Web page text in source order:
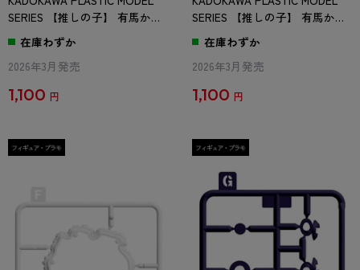
SERIES 【推しの子】 有馬かな
/ 有馬かな DX ver. Dパーツ
在庫わずか
2026年3月発売
1,100 円
SERIES 【推しの子】 有馬かな
/ 有馬かな DX ver. Eパーツ
在庫わずか
2026年3月発売
1,100 円